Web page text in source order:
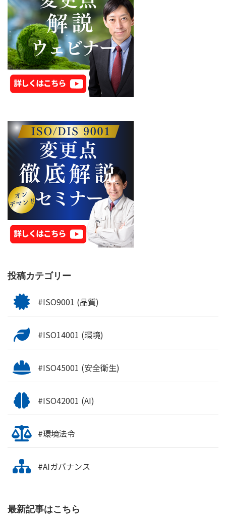
投稿カテゴリー
#ISO9001 (品質)
#ISO14001 (環境)
#ISO45001 (安全衛生)
#ISO42001 (AI)
#環境法令
#AIガバナンス
最新記事はこちら